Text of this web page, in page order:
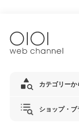
カテゴリーか
ショップ・